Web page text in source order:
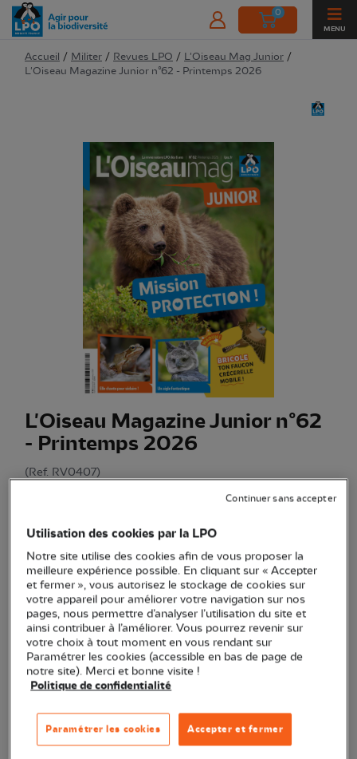
0
MENU
Accueil / Militer / Revues LPO / L'Oiseau Mag Junior /
L'Oiseau Magazine Junior n°62 - Printemps 2026
L'Oiseau Magazine Junior n°62
- Printemps 2026
(Ref. RV0407)
naturalistes en herbe dès 6 ans. Thématique du n°62 :
mission protectionVoir plus
Quantité
En stock
Transaction sécurisée
Utilisation des cookies par la LPO
Notre site utilise des cookies afin de vous proposer la
meilleure expérience possible. En cliquant sur « Accepter
et fermer », vous autorisez le stockage de cookies sur
votre appareil pour améliorer votre navigation sur nos
pages, nous permettre d’analyser l’utilisation du site et
ainsi contribuer à l’améliorer. Vous pourrez revenir sur
votre choix à tout moment en vous rendant sur
Paramétrer les cookies (accessible en bas de page de
notre site). Merci et bonne visite !
Politique de confidentialité
Accepter et fermer
Paramétrer les cookies
Continuer sans accepter